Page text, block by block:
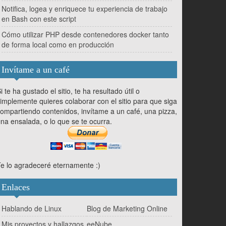
Notifica, logea y enriquece tu experiencia de trabajo
en Bash con este script
Cómo utilizar PHP desde contenedores docker tanto
de forma local como en producción
Invítame a un café
te ha gustado el sitio, te ha resultado útil o
quieres colaborar con el sitio para que siga
contenidos, invítame a un café, una pizza,
ensalada, o lo que se te ocurra.
lo agradeceré eternamente :)
Enlaces
Hablando de Linux
Blog de Marketing Online